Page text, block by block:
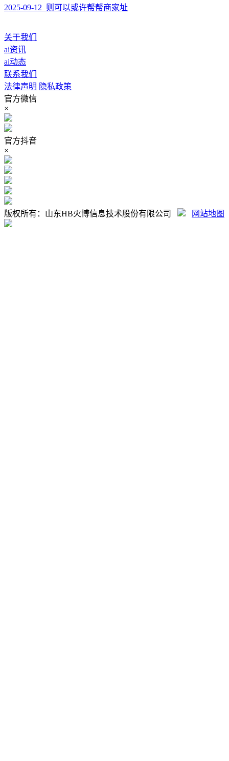
2025-09-12 则可以或许帮帮商家址
关于我们
ai资讯
ai动态
联系我们
法律声明 隐私政策
官方微信
×
官方抖音
×
版权所有：山东HB火博信息技术股份有限公司 网站地图